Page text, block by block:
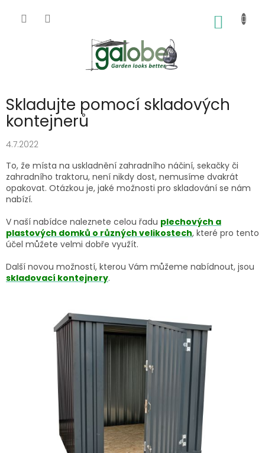
Skladujte pomocí skladových
kontejnerů
4.7.2022
To, že místa na uskladnění zahradního náčiní, sekačky či
zahradního traktoru, není nikdy dost, nemusíme dvakrát
opakovat. Otázkou je, jaké možnosti pro skladování se nám
nabízí.
V naší nabídce naleznete celou řadu plechových a
plastových domků o různých velikostech, které pro tento
účel můžete velmi dobře využít.
Další novou možností, kterou Vám můžeme nabídnout, jsou
skladovací kontejnery.